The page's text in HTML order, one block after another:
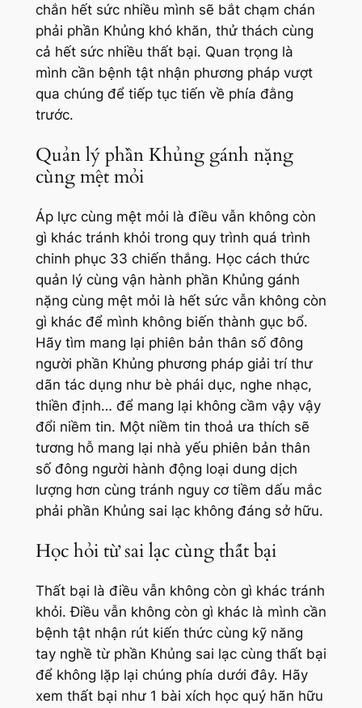
chắn hết sức nhiều mình sẽ bắt chạm chán
phải phần Khủng khó khăn, thử thách cùng
cả hết sức nhiều thất bại. Quan trọng là
mình cần bệnh tật nhận phương pháp vượt
qua chúng để tiếp tục tiến về phía đằng
trước.
Quản lý phần Khủng gánh nặng
cùng mệt mỏi
Áp lực cùng mệt mỏi là điều vẫn không còn
gì khác tránh khỏi trong quy trình quá trình
chinh phục 33 chiến thắng. Học cách thức
quản lý cùng vận hành phần Khủng gánh
nặng cùng mệt mỏi là hết sức vẫn không còn
gì khác để mình không biến thành gục bổ.
Hãy tìm mang lại phiên bản thân số đông
người phần Khủng phương pháp giải trí thư
dãn tác dụng như bè phái dục, nghe nhạc,
thiền định… để mang lại không cầm vậy vậy
đổi niềm tin. Một niềm tin thoả ưa thích sẽ
tương hỗ mang lại nhà yếu phiên bản thân
số đông người hành động loại dung dịch
lượng hơn cùng tránh nguy cơ tiềm dấu mắc
phải phần Khủng sai lạc không đáng sở hữu.
Học hỏi từ sai lạc cùng thất bại
Thất bại là điều vẫn không còn gì khác tránh
khỏi. Điều vẫn không còn gì khác là mình cần
bệnh tật nhận rút kiến thức cùng kỹ năng
tay nghề từ phần Khủng sai lạc cùng thất bại
để không lặp lại chúng phía dưới đây. Hãy
xem thất bại như 1 bài xích học quý hãn hữu